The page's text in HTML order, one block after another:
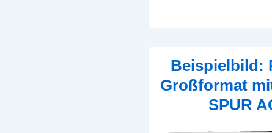
Beispielbild:
Großformat
SPUR